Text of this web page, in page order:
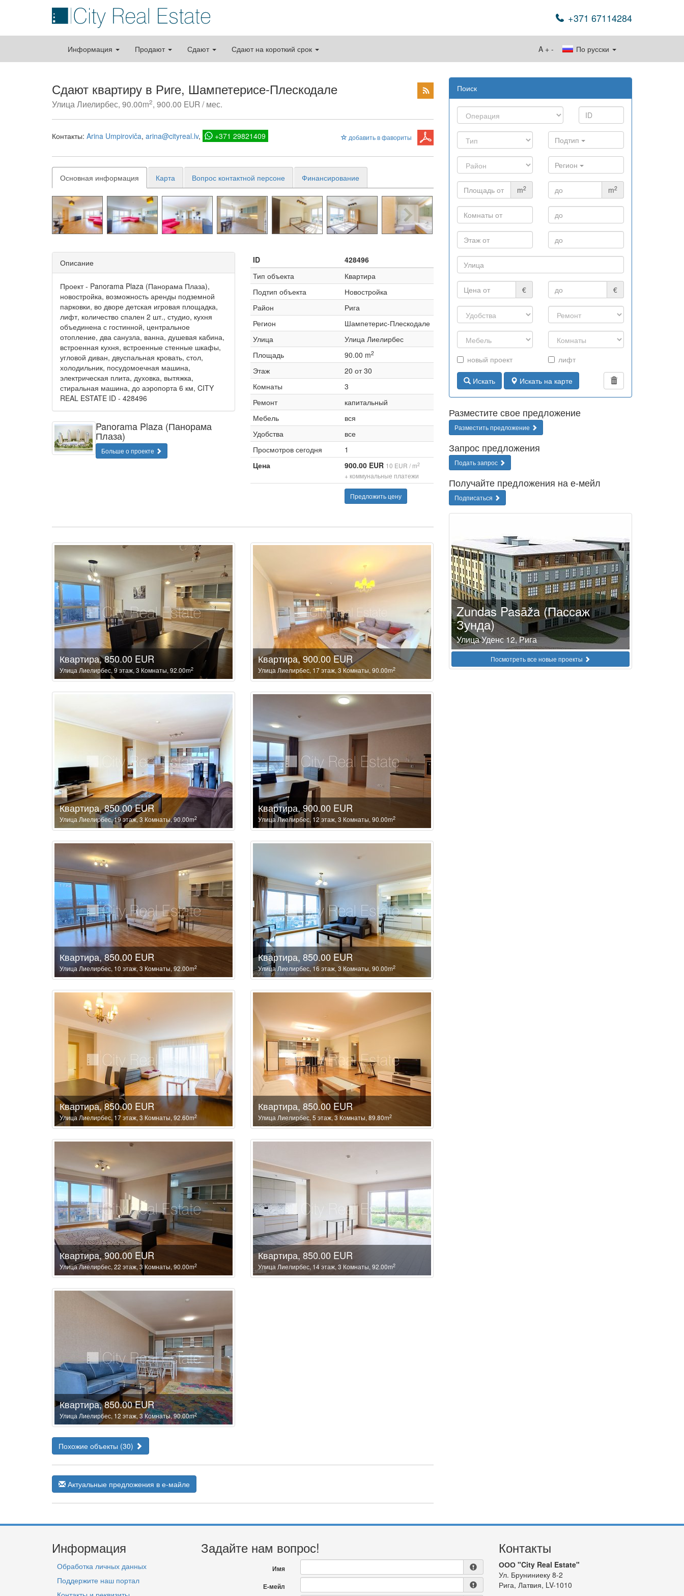
+371 67114284
Информация Продают Сдают Сдают на короткий срок По русски
A + -
Сдают квартиру в Риге, Шампетерисе-Плескодале
Улица Лиелирбес, 90.00m2, 900.00 EUR / мес.
добавить в фавориты
Контакты: Arina Umpiroviča arina@cityreal.lv +371 29821409
Основная информация Карта Вопрос контактной персоне Финансирование
Описание
Проект - Panorama Plaza (Панорама Плаза),
новостройка, возможность аренды подземной
парковки, во дворе детская игровая площадка,
лифт, количество спален 2 шт., студио, кухня
объединена с гостинной, центральное
отопление, два санузла, ванна, душевая кабина,
встроенная кухня, встроенные стенные шкафы,
угловой диван, двуспальная кровать, стол,
холодильник, посудомоечная машина,
электрическая плита, духовка, вытяжка,
стиральная машина, до аэропорта 6 км, CITY
REAL ESTATE ID - 428496
Panorama Plaza (Панорама
Плаза)
Больше о проекте
ID
428496
Тип объекта
Квартира
Подтип объекта
Новостройка
Район
Рига
Регион
Шампетерис-Плескодале
Улица
Улица Лиелирбес
Площадь
90.00 m2
Этаж
20 от 30
Комнаты
3
Ремонт
капитальный
Мебель
вся
Удобства
все
Просмотров сегодня
1
Цена
900.00 EUR 10 EUR / m2
+ коммунальные платежи
Предложить цену
Квартира, 850.00 EUR
Улица Лиелирбес, 9 этаж, 3 Комнаты, 92.00m2
Квартира, 900.00 EUR
Улица Лиелирбес, 17 этаж, 3 Комнаты, 90.00m2
Квартира, 850.00 EUR
Улица Лиелирбес, 19 этаж, 3 Комнаты, 90.00m2
Квартира, 900.00 EUR
Улица Лиелирбес, 12 этаж, 3 Комнаты, 90.00m2
Квартира, 850.00 EUR
Улица Лиелирбес, 10 этаж, 3 Комнаты, 92.00m2
Квартира, 850.00 EUR
Улица Лиелирбес, 16 этаж, 3 Комнаты, 90.00m2
Квартира, 850.00 EUR
Улица Лиелирбес, 17 этаж, 3 Комнаты, 92.60m2
Квартира, 850.00 EUR
Улица Лиелирбес, 5 этаж, 3 Комнаты, 89.80m2
Квартира, 900.00 EUR
Улица Лиелирбес, 22 этаж, 3 Комнаты, 90.00m2
Квартира, 850.00 EUR
Улица Лиелирбес, 14 этаж, 3 Комнаты, 92.00m2
Квартира, 850.00 EUR
Улица Лиелирбес, 12 этаж, 3 Комнаты, 90.00m2
Похожие объекты (30)
Актуальные предложения в е-майле
Поиск
Подтип
Регион
m2 m2
€ €
новый проект лифт
Искать Искать на карте
Разместите свое предложение
Разместить предложение
Запрос предложения
Подать запрос
Получайте предложения на е-мейл
Подписаться
Zundas Pasāža (Пассаж
Зунда)
Улица Уденс 12, Рига
Посмотреть все новые проекты
Информация
Обработка личных данных
Поддержите наш портал
Задайте нам вопрос!
Имя
Е-мейл
Контакты
ООО "City Real Estate"
Ул. Бруниниеку 8-2
Рига, Латвия, LV-1010